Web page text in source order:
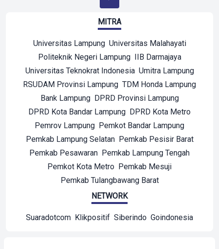
MITRA
Universitas Lampung Universitas Malahayati
Politeknik Negeri Lampung IIB Darmajaya
Universitas Teknokrat Indonesia Umitra Lampung
RSUDAM Provinsi Lampung TDM Honda Lampung
Bank Lampung DPRD Provinsi Lampung
DPRD Kota Bandar Lampung DPRD Kota Metro
Pemrov Lampung Pemkot Bandar Lampung
Pemkab Lampung Selatan Pemkab Pesisir Barat
Pemkab Pesawaran Pemkab Lampung Tengah
Pemkot Kota Metro Pemkab Mesuji
Pemkab Tulangbawang Barat
NETWORK
Suaradotcom Klikpositif Siberindo Goindonesia